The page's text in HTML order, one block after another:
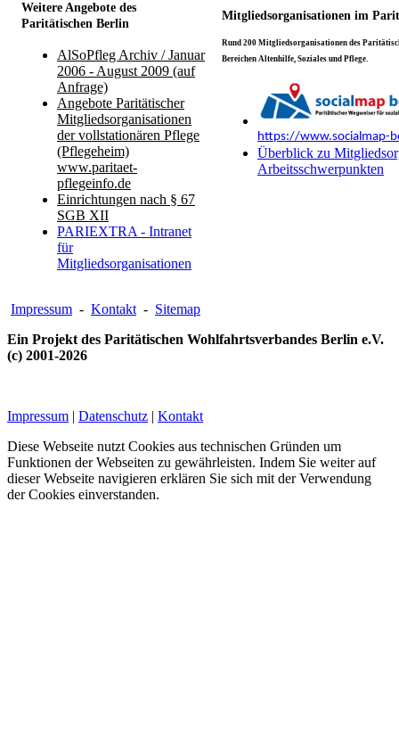
Weitere Angebote des
Paritätischen Berlin
Mitgliedsorganisationen im
AlSoPfleg Archiv / Januar
2006 - August 2009 (auf
Anfrage)
Angebote Paritätischer
Mitgliedsorganisationen
der vollstationären Pflege
(Pflegeheim)
www.paritaet-
pflegeinfo.de
Einrichtungen nach § 67
SGB XII
PARIEXTRA - Intranet
für
Mitgliedsorganisationen
Rund 200 Mitgliedsorganisationen des
Bereichen Altenhilfe, Soziales und Pflege.
https://www.socialmap-
Überblick zu
Arbeitsschwerpunkten
Impressum - Kontakt - Sitemap
Ein Projekt des Paritätischen Wohlfahrtsverbandes Berlin e.V.
(c) 2001-2026
Impressum | Datenschutz | Kontakt
Diese Webseite nutzt Cookies aus technischen Gründen um
Funktionen der Webseiten zu gewährleisten. Indem Sie weiter auf
dieser Webseite navigieren erklären Sie sich mit der Verwendung
der Cookies einverstanden.